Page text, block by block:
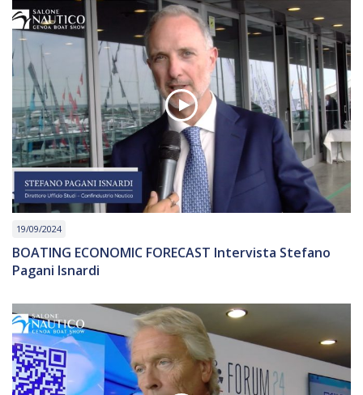
19/09/2024
BOATING ECONOMIC FORECAST Intervista Stefano
Pagani Isnardi